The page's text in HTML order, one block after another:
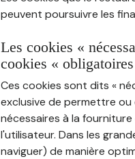
peuvent poursuivre les
Les cookies «
cookies «
Ces cookies sont dits «
exclusive de permettre
nécessaires à la
l'utilisateur. Dans les
naviguer) de manière